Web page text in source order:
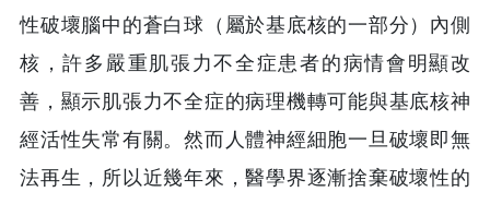
性破壞腦中的蒼白球（屬於基底核的一部分）內側
核，許多嚴重肌張力不全症患者的病情會明顯改
善，顯示肌張力不全症的病理機轉可能與基底核神
經活性失常有關。然而人體神經細胞一旦破壞即無
法再生，所以近幾年來，醫學界逐漸捨棄破壞性的